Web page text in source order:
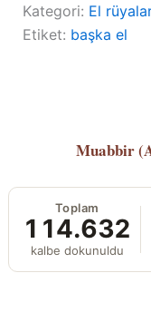
Kategori: El
Etiket: başka el
Muabbir
Toplam
114.632
kalbe dokunuldu